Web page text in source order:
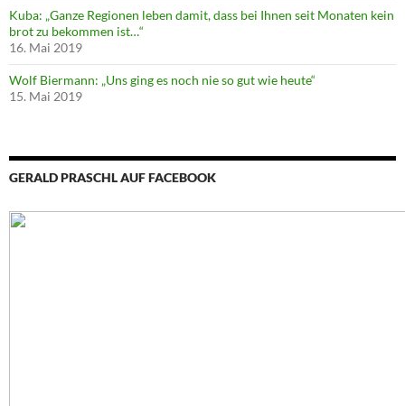
Kuba: „Ganze Regionen leben damit, dass bei Ihnen seit Monaten kein
brot zu bekommen ist…“
16. Mai 2019
Wolf Biermann: „Uns ging es noch nie so gut wie heute“
15. Mai 2019
GERALD PRASCHL AUF FACEBOOK